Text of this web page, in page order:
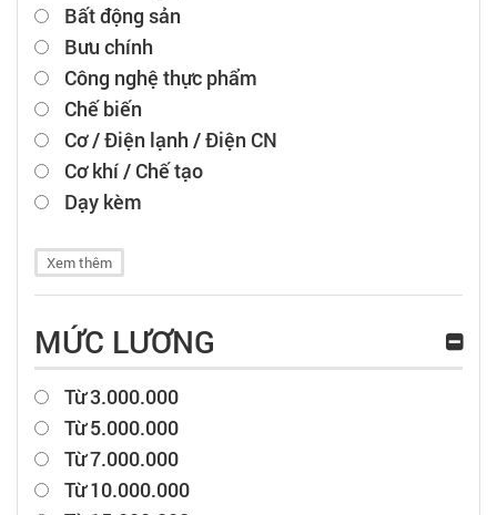
Bất động sản
Bưu chính
Công nghệ thực phẩm
Chế biến
Cơ / Điện lạnh / Điện CN
Cơ khí / Chế tạo
Dạy kèm
Xem thêm
MỨC LƯƠNG
Từ 3.000.000
Từ 5.000.000
Từ 7.000.000
Từ 10.000.000